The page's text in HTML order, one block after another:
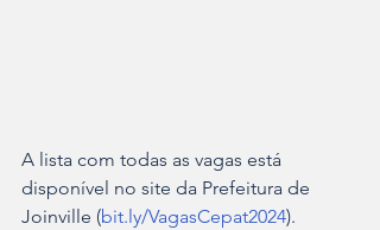
A lista com todas as vagas está
disponível no site da Prefeitura de
Joinville (bit.ly/VagasCepat2024).